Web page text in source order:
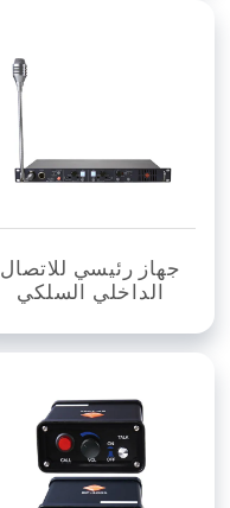
جهاز رئيسي للاتصال
الداخلي السلكي